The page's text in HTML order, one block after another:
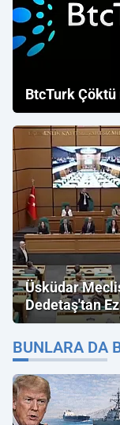
BtcTurk Çöktü
Üsküdar
Dedetaş'tan
"İmamoğlu"
BUNLARA DA